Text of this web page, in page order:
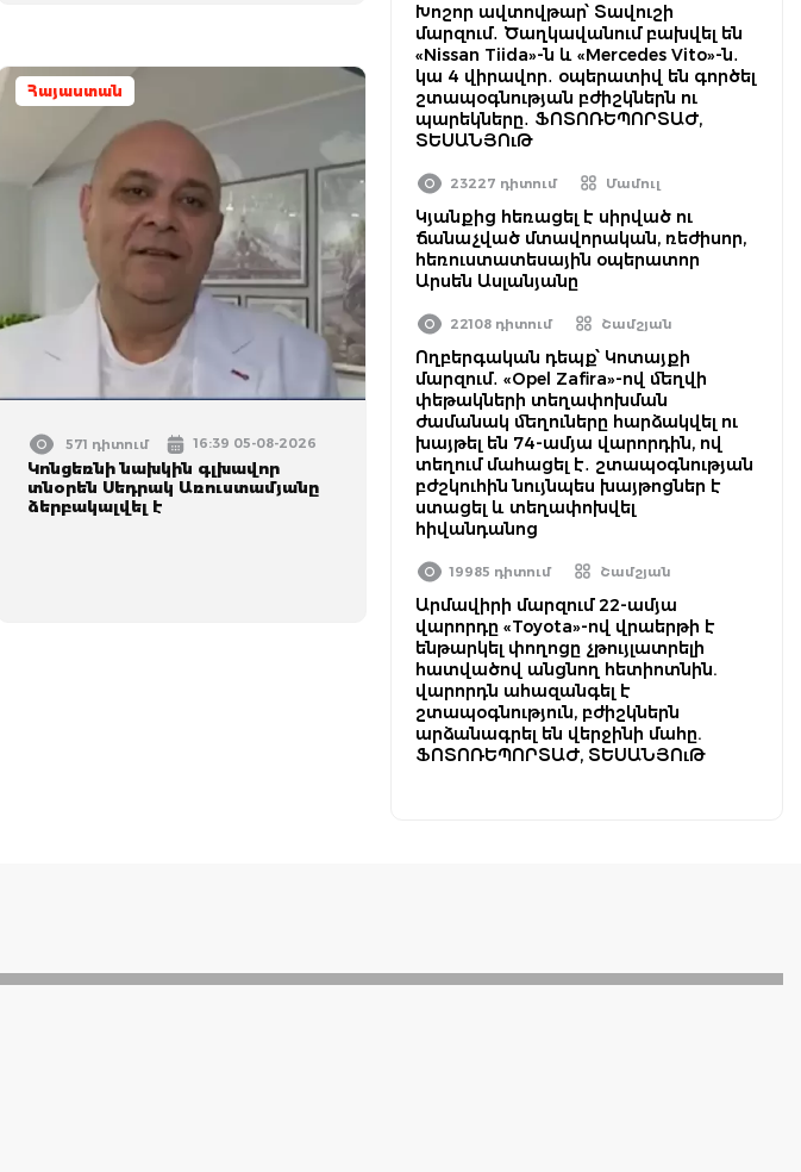
Հայաստան
571 դիտում 16:39 05-08-2026
Կոնցեռնի նախկին գլխավոր
տնօրեն Սեդրակ Առուստամյանը
ձերբակալվել է
Խոշոր ավտովթար՝ Տավուշի
մարզում․ Ծաղկավանում բախվել են
«Nissan Tiida»-ն և «Mercedes Vito»-ն․
կա 4 վիրավոր․ օպերատիվ են գործել
շտապօգնության բժիշկներն ու
պարեկները․ ՖՈՏՈՌԵՊՈՐՏԱԺ,
ՏԵՍԱՆՅՈւԹ
23227 դիտում Մամուլ
Կյանքից հեռացել է սիրված ու
ճանաչված մտավորական, ռեժիսոր,
հեռուստատեսային օպերատոր
Արսեն Ասլանյանը
22108 դիտում Շամշյան
Ողբերգական դեպք՝ Կոտայքի
մարզում․ «Opel Zafira»-ով մեղվի
փեթակների տեղափոխման
ժամանակ մեղուները հարձակվել ու
խայթել են 74-ամյա վարորդին, ով
տեղում մահացել է․ շտապօգնության
բժշկուհին նույնպես խայթոցներ է
ստացել և տեղափոխվել
հիվանդանոց
19985 դիտում Շամշյան
Արմավիրի մարզում 22-ամյա
վարորդը «Toyota»-ով վրաերթի է
ենթարկել փողոցը չթույլատրելի
հատվածով անցնող հետիոտնին.
վարորդն ահազանգել է
շտապօգնություն, բժիշկներն
արձանագրել են վերջինի մահը.
ՖՈՏՈՌԵՊՈՐՏԱԺ, ՏԵՍԱՆՅՈւԹ